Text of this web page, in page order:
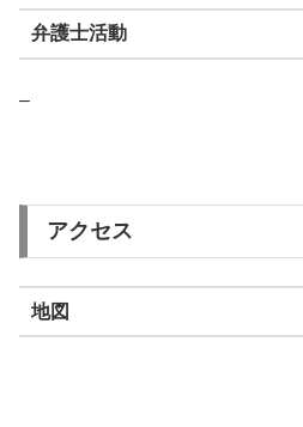
弁護士活動
–
アクセス
地図